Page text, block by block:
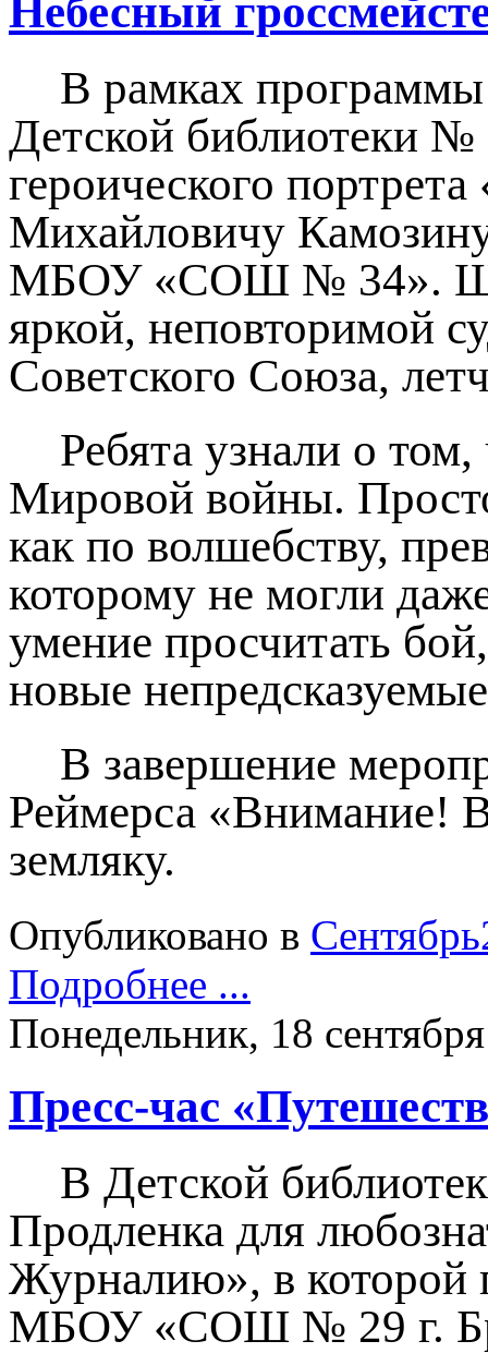
Небесный
В рамках
Детской библиотеки
героического
Михайловичу
МБОУ «СОШ № 34».
яркой, неповторимой
Советского Союза,
Ребята узнали о
Мировой войны.
как по волшебству,
которому не могли
умение просчитать
новые
В завершение
Реймерса «Внимание!
земляку.
Опубликовано в
Подробнее ...
Понедельник, 18
Пресс-час
В Детской
Продленка для
Журналию», в которой
МБОУ «СОШ № 29 г.